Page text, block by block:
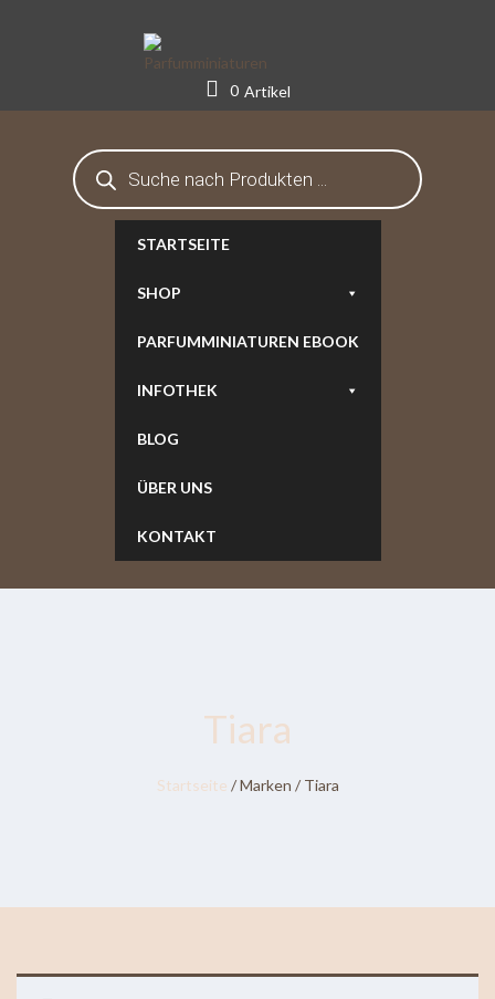
0 Artikel
STARTSEITE
SHOP
PARFUMMINIATUREN EBOOK
INFOTHEK
BLOG
ÜBER UNS
KONTAKT
Products
search
Tiara
Startseite / Marken / Tiara